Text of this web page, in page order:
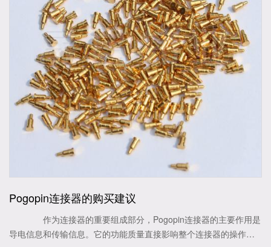
Pogopin连接器的购买建议
作为连接器的重要组成部分，Pogopin连接器的主要作用是
导电信息和传输信息。它的功能质量直接影响整个连接器的操作。